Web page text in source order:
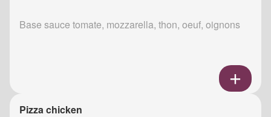
Base sauce tomate, mozzarella, thon, oeuf, oignons
Pizza chicken